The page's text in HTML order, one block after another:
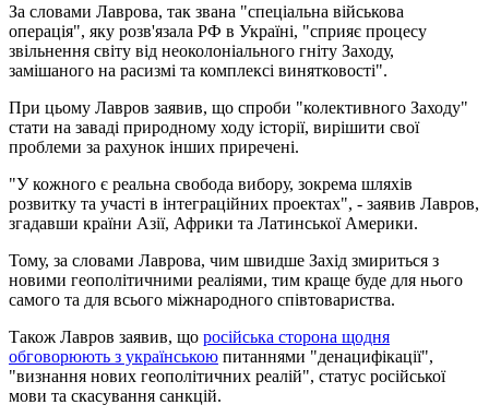
За словами Лаврова, так звана "спеціальна військова
операція", яку розв'язала РФ в Україні, "сприяє процесу
звільнення світу від неоколоніального гніту Заходу,
замішаного на расизмі та комплексі винятковості".
При цьому Лавров заявив, що спроби "колективного Заходу"
стати на заваді природному ходу історії, вирішити свої
проблеми за рахунок інших приречені.
"У кожного є реальна свобода вибору, зокрема шляхів
розвитку та участі в інтеграційних проектах", - заявив Лавров,
згадавши країни Азії, Африки та Латинської Америки.
Тому, за словами Лаврова, чим швидше Захід змириться з
новими геополітичними реаліями, тим краще буде для нього
самого та для всього міжнародного співтовариства.
Також Лавров заявив, що російська сторона щодня
обговорюють з українською питаннями "денацифікації",
"визнання нових геополітичних реалій", статус російської
мови та скасування санкцій.